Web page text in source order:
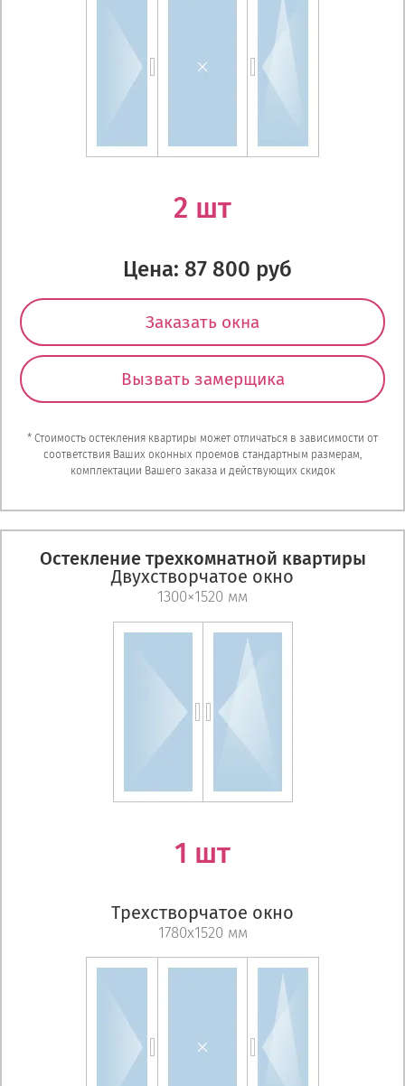
2 шт
Цена: 87 800 руб
Заказать окна
Вызвать замерщика
* Стоимость остекления квартиры может отличаться в зависимости от
соответствия Ваших оконных проемов стандартным размерам,
комплектации Вашего заказа и действующих скидок
Остекление трехкомнатной квартиры
Двухстворчатое окно
1300×1520 мм
1 шт
Трехстворчатое окно
1780х1520 мм